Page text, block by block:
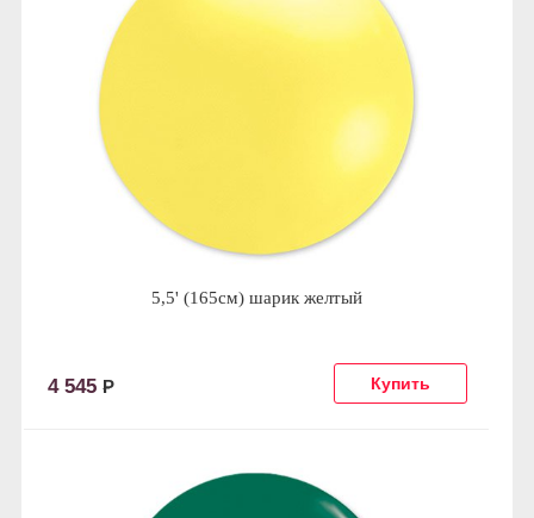
5,5' (165см) шарик желтый
4 545 Р